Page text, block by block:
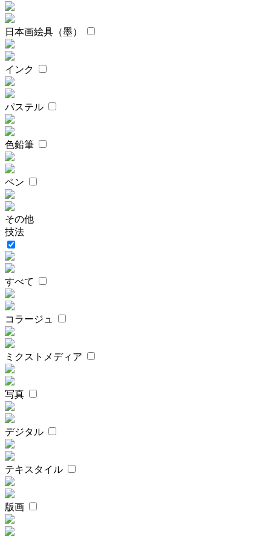
日本画絵具（墨）
インク
パステル
色鉛筆
ペン
その他
技法
すべて
コラージュ
ミクストメディア
写真
デジタル
テキスタイル
版画